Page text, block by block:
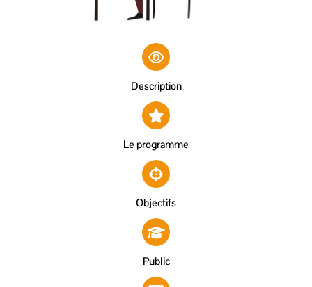
Description
Le programme
Objectifs
Public